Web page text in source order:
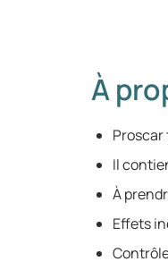
À
Proscar
Il
À
Effets